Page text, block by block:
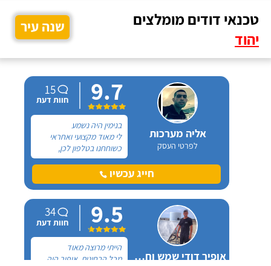
טכנאי דודים מומלצים
יהוד
שנה עיר
אליה מערכות
לפרטי העסק
9.7
15
חוות דעת
בנימין היה נשמע
לי מאוד מקצועי ואחראי
כשוחחנו בטלפון לכן,
הזמנתי אותו להחלפת דוד
שמש וקולטים בבניין בו אני
גרה והוא אכן נתן שירות
עבודה נקייה ומסודרת.
חייג עכשיו
אופיר דודי שמש וחשמל
9.5
34
חוות דעת
הייתי מרוצה מאוד
מכל הבחינות, אופיר היה